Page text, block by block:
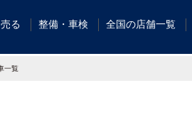
る 整備・車検 全国の店舗一覧
一覧